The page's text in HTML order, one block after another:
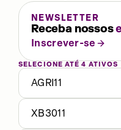
NEWSLETTER
Receba nossos
Inscrever-se
SELECIONE ATÉ 4 ATIVOS
AGRI11
XB3011